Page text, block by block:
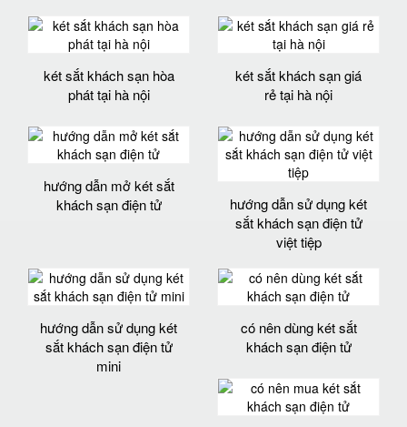
két sắt khách sạn hòa
phát tại hà nội
két sắt khách sạn giá
rẻ tại hà nội
hướng dẫn mở két sắt
khách sạn điện tử
hướng dẫn sử dụng két
sắt khách sạn điện tử
việt tiệp
hướng dẫn sử dụng két
sắt khách sạn điện tử
mini
có nên dùng két sắt
khách sạn điện tử